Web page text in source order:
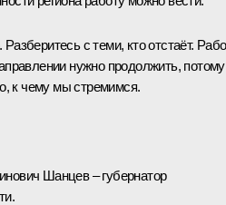
Разберитесь с теми, кто отстаёт.
нужно продолжить, потому
к чему мы стремимся.
Шанцев – губернатор